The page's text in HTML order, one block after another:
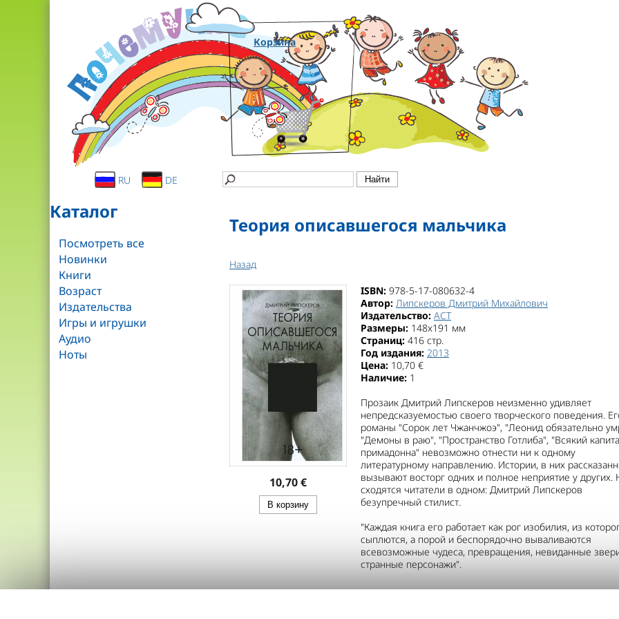
Корзина
RU DE
Каталог
Посмотреть все
Новинки
Книги
Возраст
Издательства
Игры и игрушки
Аудио
Ноты
Теория описавшегося мальчика
Назад
10,70 €
ISBN: 978-5-17-080632-4
Автор: Липскеров Дмитрий Михайлович
Издательство: АСТ
Размеры: 148x191 мм
Страниц: 416 стр.
Год издания: 2013
Цена: 10,70 €
Наличие: 1
Прозаик Дмитрий Липскеров неизменно удивляет
непредсказуемостью своего творческого поведения.
романы "Сорок лет Чжанчжоэ", "Леонид обязательно
"Демоны в раю", "Пространство Готлиба", "Всякий
примадонна" невозможно отнести ни к одному
литературному направлению. Истории, в них
вызывают восторг одних и полное неприятие у других.
сходятся читатели в одном: Дмитрий Липскеров
безупречный стилист.
"Каждая книга его работает как рог изобилия, из
сыплются, а порой и беспорядочно вываливаются
всевозможные чудеса, превращения, невиданные
странные персонажи".